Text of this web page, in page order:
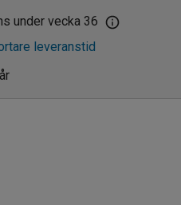
under vecka 36
leveranstid